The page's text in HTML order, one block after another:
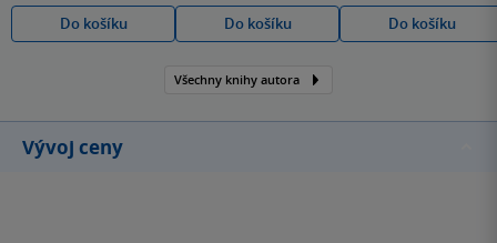
Do košíku
Do košíku
Do košíku
Všechny knihy autora
Vývoj ceny